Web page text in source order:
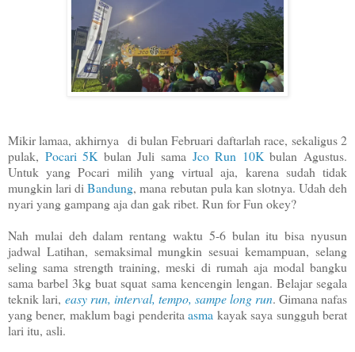
Mikir lamaa, akhirnya di bulan Februari daftarlah race, sekaligus 2
pulak, Pocari 5K bulan Juli sama Jco Run 10Kbulan Agustus.
Untuk yang Pocari milih yang virtual aja, karena sudah tidak
mungkin lari diBandung, mana rebutan pula kan slotnya. Udah deh
nyari yang gampang aja dan gak ribet. Run for Fun okey?
Nah mulai deh dalam rentang waktu 5-6 bulan itu bisa nyusun
jadwal Latihan, semaksimal mungkin sesuai kemampuan, selang
seling sama strength training, meski di rumah aja modal bangku
sama barbel 3kg buat squat sama kencengin lengan. Belajar segala
teknik lari, easy run, interval, tempo, sampe long run. Gimana nafas
yang bener, maklum bagi penderitaasma kayak saya sungguh berat
lari itu, asli.